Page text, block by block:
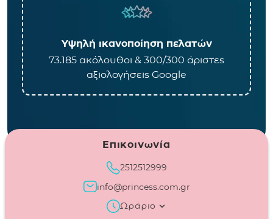
Υψηλή ικανοποίηση πελατών
73.185 ακόλουθοι & 300/300 άριστες
αξιολογήσεις Google
Επικοινωνία
2512512999
info@princess.com.gr
Ωράριο